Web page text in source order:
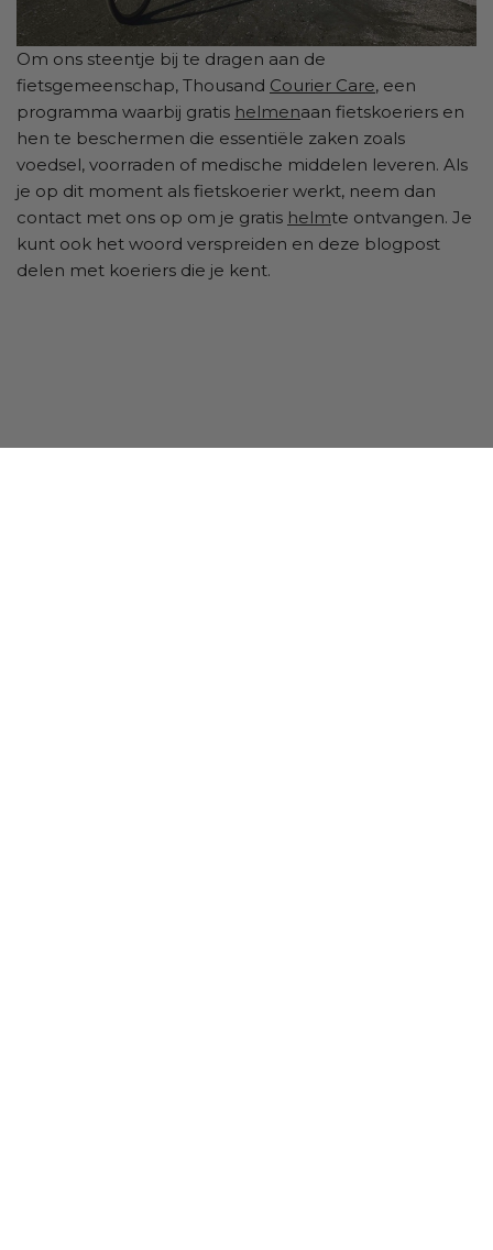
Om ons steentje bij te dragen aan de
fietsgemeenschap, Thousand Courier Care, een
programma waarbij gratis helmenaan fietskoeriers en
hen te beschermen die essentiële zaken zoals
voedsel, voorraden of medische middelen leveren. Als
je op dit moment als fietskoerier werkt, neem dan
contact met ons op om je gratis helmte ontvangen. Je
kunt ook het woord verspreiden en deze blogpost
delen met koeriers die je kent.